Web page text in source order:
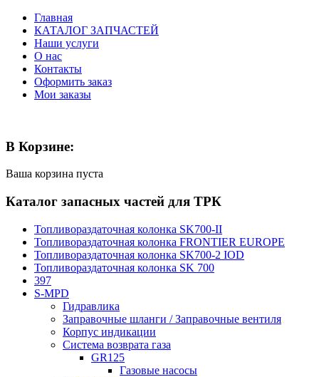
Главная
КАТАЛОГ ЗАПЧАСТЕЙ
Наши услуги
О нас
Контакты
Оформить заказ
Мои заказы
В Корзине:
Ваша корзина пуста
Каталог запасных частей для ТРК
Топливораздаточная колонка SK700-II
Топливораздаточная колонка FRONTIER EUROPE
Топливораздаточная колонка SK700-2 IOD
Топливораздаточная колонка SK 700
397
S-MPD
Гидравлика
Заправочные шланги / Заправочные вентиля
Корпус индикации
Система возврата газа
GR125
Газовые насосы